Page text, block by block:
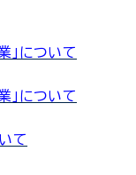
」について
」について
て